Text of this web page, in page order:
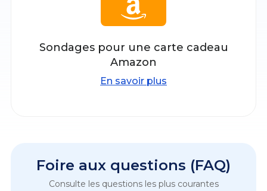
Sondages pour une carte cadeau
Amazon
En savoir plus
Foire aux questions (FAQ)
Consulte les questions les plus courantes